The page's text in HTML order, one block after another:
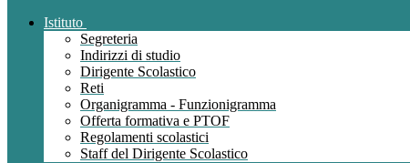
Istituto
Segreteria
Indirizzi di studio
Dirigente Scolastico
Reti
Organigramma - Funzionigramma
Offerta formativa e PTOF
Regolamenti scolastici
Staff del Dirigente Scolastico